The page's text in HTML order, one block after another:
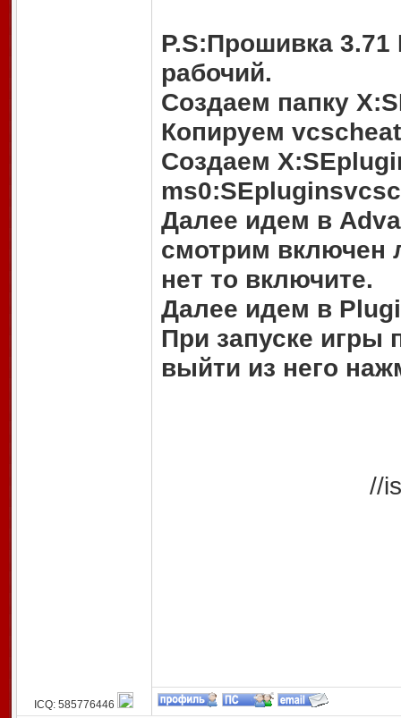
P.S:Прошивка 3.71
рабочий.
Создаем папку
Копируем
Создаем
Далее идем в
смотрим включен
нет то включите.
Далее идем в
При запуске игры
выйти из него
//
ICQ: 585776446